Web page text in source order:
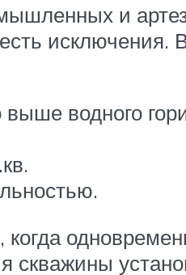
и
исключения.
водного
скважины